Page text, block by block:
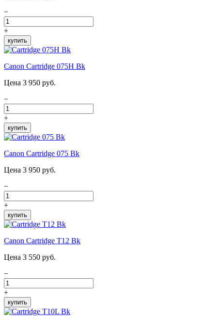
−
+
купить
Canon Cartridge 075H Bk
Цена 3 950 руб.
−
+
купить
Canon Cartridge 075 Bk
Цена 3 950 руб.
−
+
купить
Canon Cartridge T12 Bk
Цена 3 550 руб.
−
+
купить